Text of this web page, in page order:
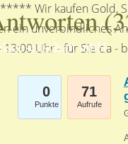
Wir kaufen Gold,
ein unverbindliches
13:00 Uhr - für Sie
(
mbH
0
Punkte
71
Aufrufe